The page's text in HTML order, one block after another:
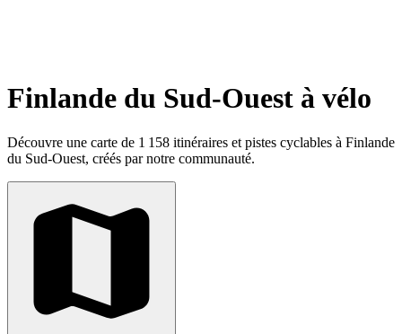
Finlande du Sud-Ouest à vélo
Découvre une carte de 1 158 itinéraires et pistes cyclables à Finlande
du Sud-Ouest, créés par notre communauté.